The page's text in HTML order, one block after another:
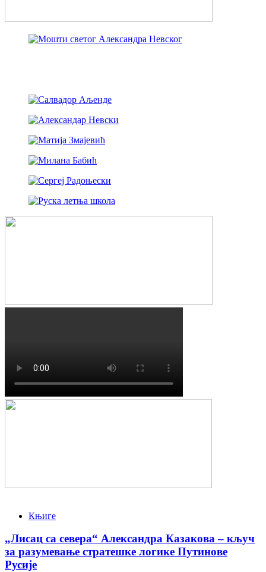
Књиге
„Лисац са севера“ Александра Казакова – кључ
за разумевање стратешке логике Путинове
Русије